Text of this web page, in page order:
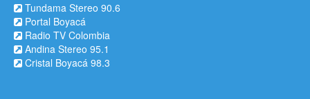
Tundama Stereo 90.6
Portal Boyacá
Radio TV Colombia
Andina Stereo 95.1
Cristal Boyacá 98.3